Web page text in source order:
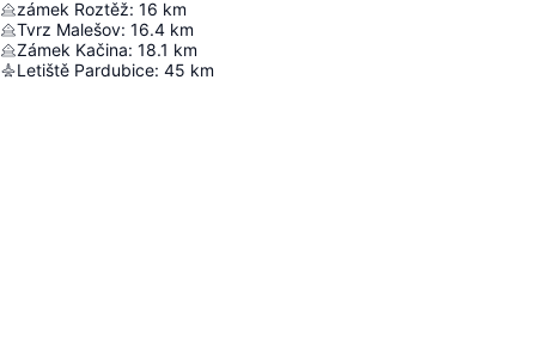
zámek Roztěž: 16 km
Tvrz Malešov: 16.4 km
Zámek Kačina: 18.1 km
Letiště Pardubice: 45 km